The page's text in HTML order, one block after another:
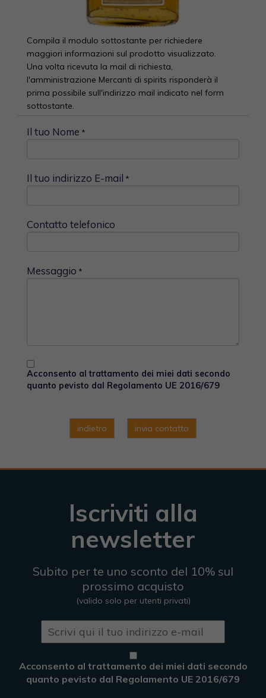
Compila il modulo sottostante per richiedere
maggiori informazioni sul prodotto visualizzato.
Una volta ricevuta la mail di richiesta,
l'amministrazione Mercanti di spirits risponderà il
prima possibile sull'indirizzo mail indicato nel form
sottostante.
Il tuo Nome *
Il tuo indirizzo E-mail *
Contatto telefonico
Messaggio *
Acconsento al trattamento dei miei dati secondo
quanto pevisto dal Regolamento UE 2016/679
indietro invia contatto
Iscriviti alla
newsletter
Subito per te uno sconto del 10% sul
prossimo acquisto
(valido solo per utenti privati)
Acconsento al trattamento dei miei dati secondo
quanto pevisto dal Regolamento UE 2016/679